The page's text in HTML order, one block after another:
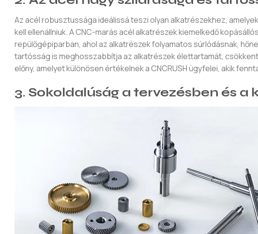
Az acél robusztussága ideálissá teszi olyan alkatrészekhez,
kell ellenállniuk. A CNC-marás acél alkatrészek kiemelkedő
repülőgépiparban, ahol az alkatrészek folyamatos súrlódásnak,
tartósság is meghosszabbítja az alkatrészek élettartamát,
előny, amelyet különösen értékelnek a CNCRUSH ügyfelei, akik
3. Sokoldalúság a tervezésben és a